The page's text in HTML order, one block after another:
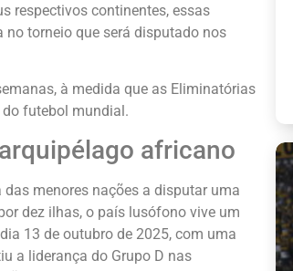
respectivos continentes, essas
torneio que será disputado nos
à medida que as Eliminatórias
futebol mundial.
africano
menores nações a disputar uma
dez ilhas, o país lusófono vive um
13 de outubro de 2025, com uma
a liderança do Grupo D nas